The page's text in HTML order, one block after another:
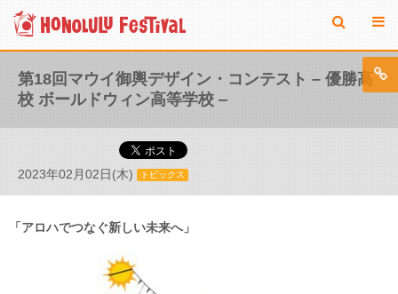
第18回マウイ御輿デザイン・コンテスト – 優勝高
校 ボールドウィン高等学校 ‒
2023年02月02日(木) トピックス
「アロハでつなぐ新しい未来へ」